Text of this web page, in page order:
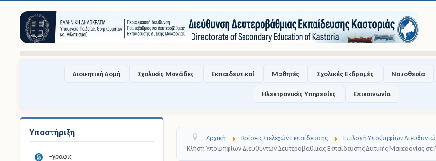
Διοικητική Δομή Σχολικές Μονάδες Εκπαιδευτικοί Μαθητές Σχολικές Εκδρομές Νομοθεσία
Ηλεκτρονικές Υπηρεσίες Επικοινωνία
Υποστήριξη
+γραφίς
Αρχική Κρίσεις Στελεχών Εκπαίδευσης
Επιλογή Υποψηφίων
Κλήση Υποψηφίων Διευθυντών Δευτεροβάθμιας Εκπαίδευσης Δυτικής Μακεδονίας σε